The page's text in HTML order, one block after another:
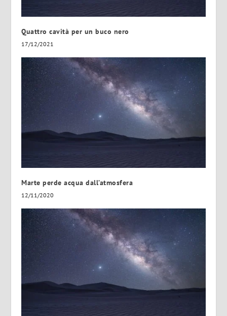
Quattro cavità per un buco nero
17/12/2021
Marte perde acqua dall’atmosfera
12/11/2020